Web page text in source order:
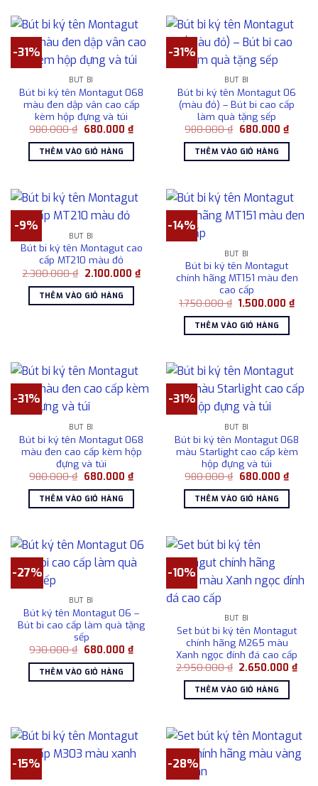
-31%
BÚT BI
Bút bi ký tên Montagut 068
màu đen dập vân cao cấp
kèm hộp đựng và túi
980.000₫ Giá
là:
980.000 ₫.
680.000 ₫Giá
tại
THÊM VÀO GIỎ HÀNG
-31%
BÚT BI
Bút bi ký tên Montagut 06
(màu đỏ) – Bút bi cao cấp
làm quà tặng sếp
980.000₫ Giá
là:
980.000 ₫.
680.000 ₫Giá
tại
THÊM VÀO GIỎ HÀNG
-9%
BÚT BI
Bút bi ký tên Montagut cao
cấp MT210 màu đỏ
2.300.000₫ Giá
là:
2.300.000 ₫.
2.100.000 ₫Giá
hiện
2.100.000 ₫.
THÊM VÀO GIỎ HÀNG
-14%
BÚT BI
Bút bi ký tên Montagut
chính hãng MT151 màu đen
cao cấp
1.750.000₫ Giá
là:
1.750.000 ₫.
1.500.000₫Giá
hiện
THÊM VÀO GIỎ HÀNG
-31%
BÚT BI
Bút bi ký tên Montagut 068
màu đen cao cấp kèm hộp
đựng và túi
980.000₫ Giá
là:
980.000 ₫.
680.000 ₫Giá
hiện
tại
680.000 ₫.
THÊM VÀO GIỎ HÀNG
-31%
BÚT BI
Bút bi ký tên Montagut 068
màu Starlight cao cấp kèm
hộp đựng và túi
980.000₫ Giá
là:
980.000 ₫.
680.000 ₫Giá
hiện
tại
THÊM VÀO GIỎ HÀNG
-27%
BÚT BI
Bút ký tên Montagut 06 –
Bút bi cao cấp làm quà tặng
sếp
930.000₫ Giá
là:
930.000 ₫.
680.000 ₫Giá
hiện
tại
680.000 ₫.
THÊM VÀO GIỎ HÀNG
-10%
BÚT BI
Set bút bi ký tên Montagut
chính hãng M265 màu
Xanh ngọc đính đá cao cấp
2.950.000₫ Giá
là:
2.950.000 ₫.
2.650.000₫Giá
hiện
THÊM VÀO GIỎ HÀNG
-15% -28%